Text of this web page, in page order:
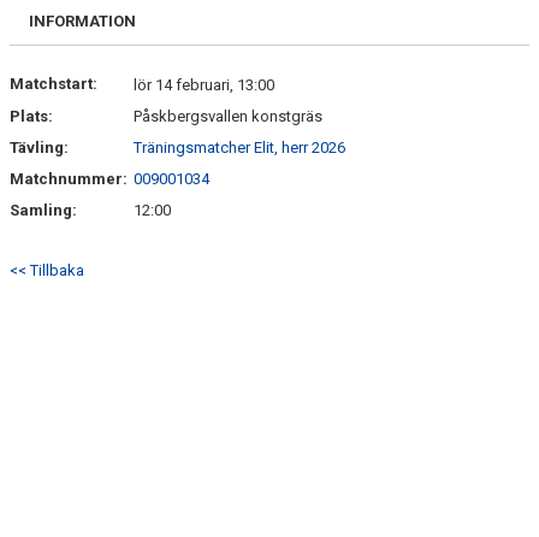
INFORMATION
Matchstart:
lör 14 februari, 13:00
Plats:
Påskbergsvallen konstgräs
Tävling:
Träningsmatcher Elit, herr 2026
Matchnummer: 009001034
Samling:
12:00
<< Tillbaka